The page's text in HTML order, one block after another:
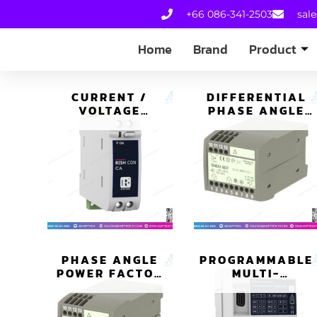
+66 086-341-2503
Home Brand Product
CURRENT /
VOLTAGE
TRANSDUCER
ทรานสดิวเซอร์
กระแส/แรงดัน
RISH
DIFFERENTIAL
PHASE ANGLE
ทรานสดิวเซอร์ รุ่น
SINEAX G537
PHASE ANGLE
POWER FACTOR
ทรานสดิวเซอร์
ไฟฟ้า รุ่น SINEAX
PROGRAMMABLE
MULTI-
RISH DUCER M01